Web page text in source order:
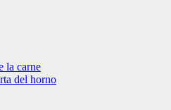
la carne
del horno